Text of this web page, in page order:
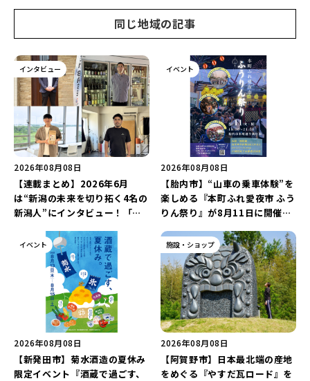
同じ地域の記事
インタビュー
2026年08月08日
【連載まとめ】2026年6月
は“新潟の未来を切り拓く4名の
新潟人”にインタビュー！「学
トグラファー」など要チェック
イベント
2026年08月08日
【胎内市】“山車の乗車体験”を
楽しめる『本町ふれ愛夜市 ふう
りん祭り』が8月11日に開催！
日の露店」が大集結♪
イベント
2026年08月08日
【新発田市】菊水酒造の夏休み
限定イベント『酒蔵で過ごす、
施設・ショップ
2026年08月08日
【阿賀野市】日本最北端の産地
をめぐる『やすだ瓦ロード』を